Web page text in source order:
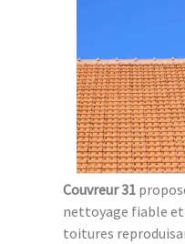
Couvreur 31
nettoyage fiable
toitures